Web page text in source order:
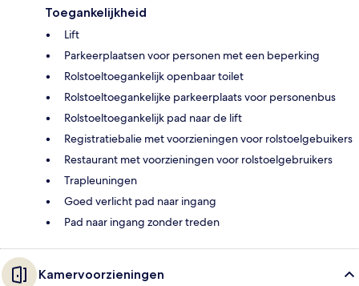
Toegankelijkheid
Lift
Parkeerplaatsen voor personen met een beperking
Rolstoeltoegankelijk openbaar toilet
Rolstoeltoegankelijke parkeerplaats voor personenbus
Rolstoeltoegankelijk pad naar de lift
Registratiebalie met voorzieningen voor rolstoelgebuikers
Restaurant met voorzieningen voor rolstoelgebruikers
Trapleuningen
Goed verlicht pad naar ingang
Pad naar ingang zonder treden
Kamervoorzieningen